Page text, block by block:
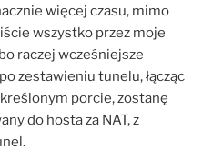
więcej czasu, mimo
wszystko przez moje
raczej wcześniejsze
zestawieniu tunelu, łącząc
porcie, zostanę
do hosta za NAT, z